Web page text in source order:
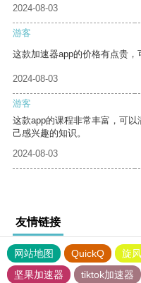
2024-08-03
游客
这款加速器app的价格有点贵，
2024-08-03
游客
这款app的课程非常丰富，可
己感兴趣的知识。
2024-08-03
友情链接
网站地图 QuickQ 旋
坚果加速器
tiktok加速器